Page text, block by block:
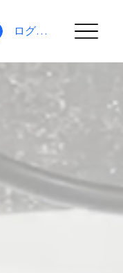
ログイン